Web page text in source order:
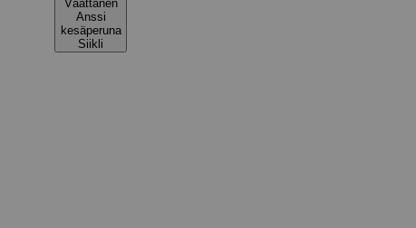
Väättänen
Anssi
kesäperuna
Siikli